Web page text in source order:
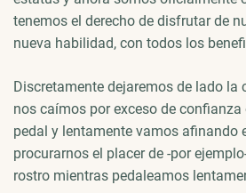
tenemos el derecho de disfrutar de
nueva habilidad, con todos los
Discretamente dejaremos de lado la
nos caímos por exceso de
pedal y lentamente vamos afinando
procurarnos el placer de -por
rostro mientras pedaleamos